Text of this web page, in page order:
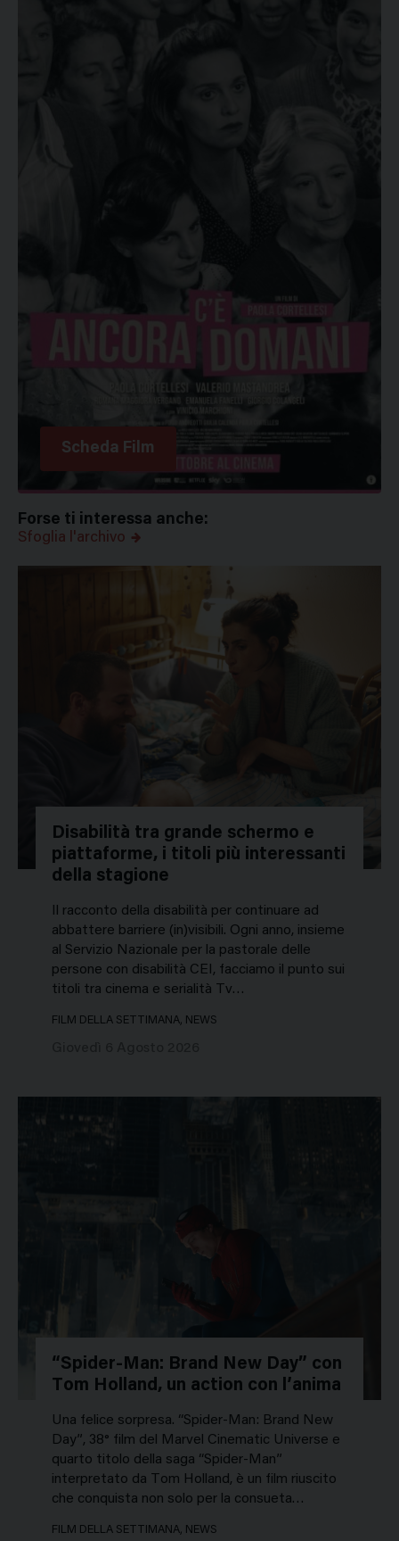
Scheda Film
Forse ti interessa anche:
Sfoglia l'archivo
Disabilità tra grande schermo e
piattaforme, i titoli più interessanti
della stagione
Il racconto della disabilità per continuare ad
abbattere barriere (in)visibili. Ogni anno, insieme
al Servizio Nazionale per la pastorale delle
persone con disabilità CEI, facciamo il punto sui
titoli tra cinema e serialità Tv…
FILM DELLA SETTIMANA, NEWS
“Spider-Man: Brand New Day” con
Tom Holland, un action con l’anima
Una felice sorpresa. “Spider-Man: Brand New
Day”, 38° film del Marvel Cinematic Universe e
quarto titolo della saga “Spider-Man”
interpretato da Tom Holland, è un film riuscito
che conquista non solo per la consueta…
FILM DELLA SETTIMANA, NEWS